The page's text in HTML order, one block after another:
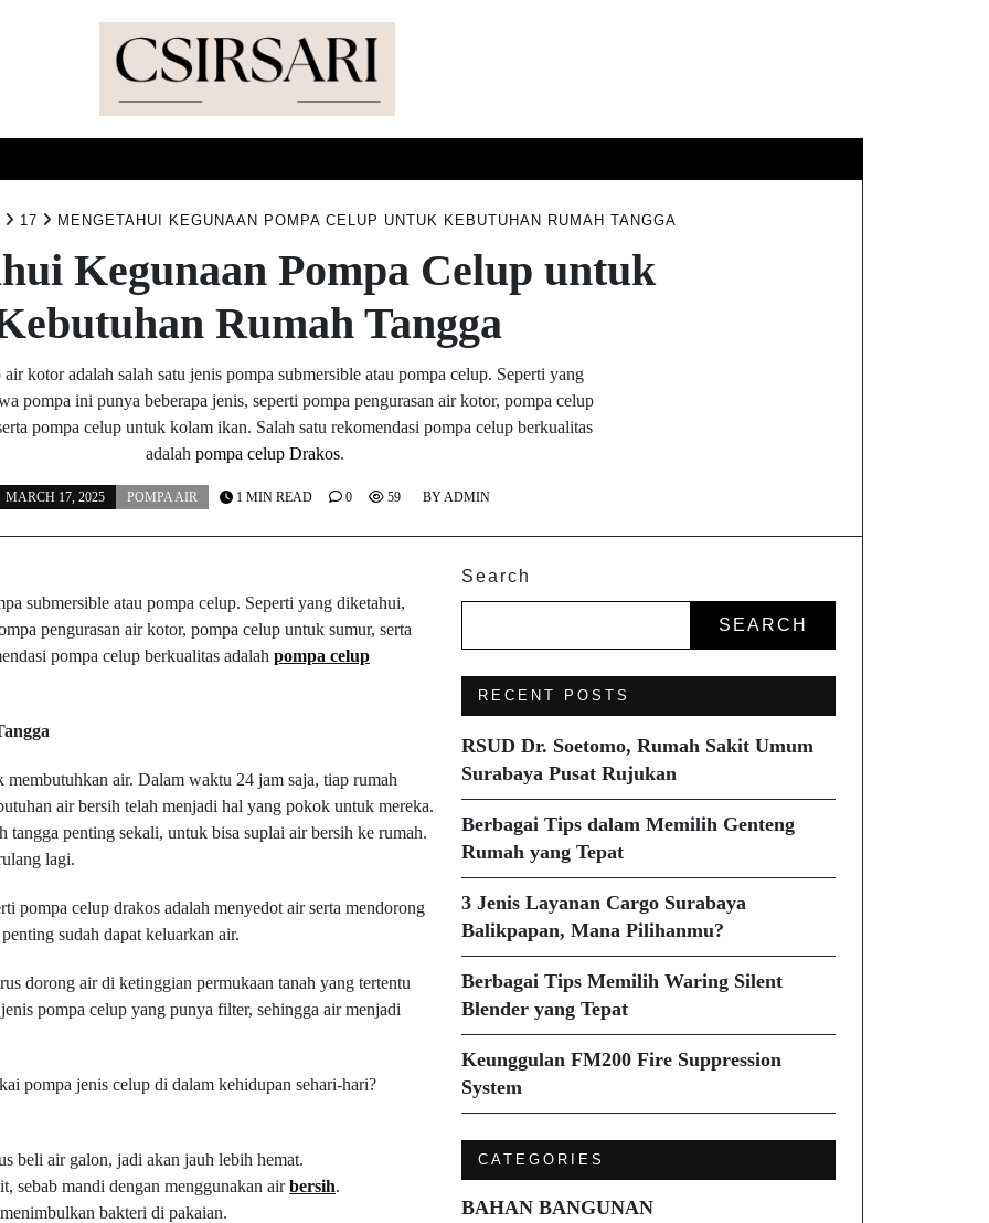
17 MENGETAHUI KEGUNAAN POMPA CELUP UNTUK KEBUTUHAN RUMAH TANGGA
Kegunaan Pompa Celup untuk
Rumah Tangga
air kotor adalah salah satu jenis pompa submersible atau pompa celup. Seperti yang
pompa ini punya beberapa jenis, seperti pompa pengurasan air kotor, pompa celup
pompa celup untuk kolam ikan. Salah satu rekomendasi pompa celup berkualitas
adalah pompa celup Drakos.
MARCH 17, 2025 POMPA AIR BYADMIN
1 MIN READ 0 59
submersible atau pompa celup. Seperti yang diketahui,
pengurasan air kotor, pompa celup untuk sumur, serta
pompa celup berkualitas adalah pompa celup
air. Dalam waktu 24 jam saja, tiap rumah
air bersih telah menjadi hal yang pokok untuk mereka.
penting sekali, untuk bisa suplai air bersih ke rumah.
lagi.
pompa celup drakos adalah menyedot air serta mendorong
sudah dapat keluarkan air.
dorong air di ketinggian permukaan tanah yang tertentu
pompa celup yang punya filter, sehingga air menjadi
pompa jenis celup di dalam kehidupan sehari-hari?
beli air galon, jadi akan jauh lebih hemat.
sebab mandi dengan menggunakan airbersih.
bakteri di pakaian.
Search
SEARCH
RECENT POSTS
RSUD Dr. Soetomo, Rumah Sakit Umum
Surabaya Pusat Rujukan
Berbagai Tips dalam Memilih Genteng
Rumah yang Tepat
3 Jenis Layanan Cargo Surabaya
Balikpapan, Mana Pilihanmu?
Berbagai Tips Memilih Waring Silent
Blender yang Tepat
Keunggulan FM200 Fire Suppression
System
CATEGORIES
BAHAN BANGUNAN